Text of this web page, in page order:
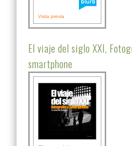
Vista previa
El viaje del siglo XXI,
smartphone